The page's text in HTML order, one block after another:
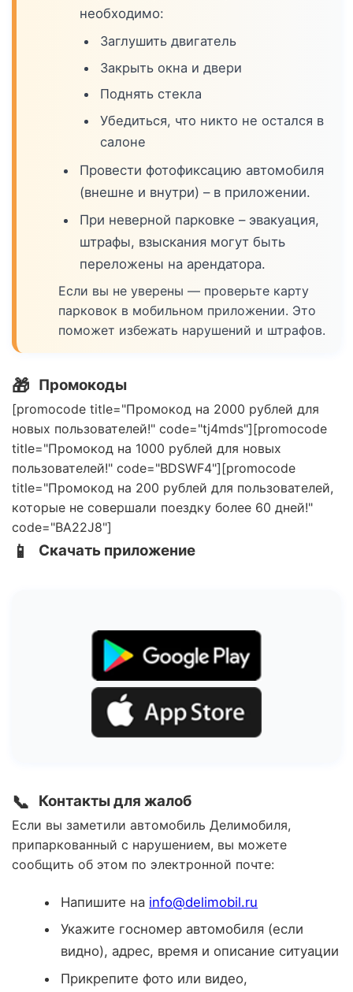
необходимо:
Заглушить двигатель
Закрыть окна и двери
Поднять стекла
Убедиться, что никто не остался в
салоне
Провести фотофиксацию автомобиля
(внешне и внутри) – в приложении.
При неверной парковке – эвакуация,
штрафы, взыскания могут быть
переложены на арендатора.
Если вы не уверены — проверьте карту
парковок в мобильном приложении. Это
поможет избежать нарушений и штрафов.
🎁 Промокоды
[promocode title="Промокод на 2000 рублей для
новых пользователей!" code="tj4mds"][promocode
title="Промокод на 1000 рублей для новых
пользователей!" code="BDSWF4"][promocode
title="Промокод на 200 рублей для пользователей,
которые не совершали поездку более 60 дней!"
code="BA22J8"]
📱 Скачать приложение
📞 Контакты для жалоб
Если вы заметили автомобиль Делимобиля,
припаркованный с нарушением, вы можете
сообщить об этом по электронной почте:
Напишите на info@delimobil.ru
Укажите госномер автомобиля (если
видно), адрес, время и описание ситуации
Прикрепите фото или видео,